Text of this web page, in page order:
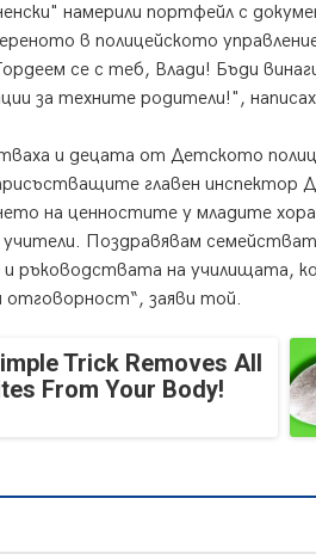
намерили портфейл с
в полицейското
се с теб, Влади! Бъди
за техните родители!",
и децата от Детското
главен инспектор
на ценностите у младите
Поздравявам
и ръководствата на училищата,
заяви той.
Trick Removes All
From Your Body!